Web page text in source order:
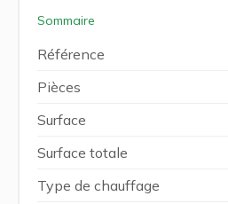
Sommaire
Référence
Pièces
Surface
Surface totale
Type de chauffage